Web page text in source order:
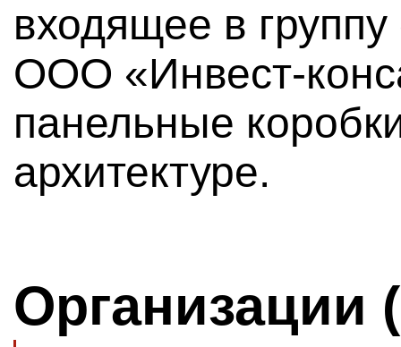
входящее в
ООО «Инвест-
панельные
архитектуре.
Организации